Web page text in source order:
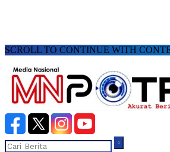
SCROLL TO CONTINUE WITH